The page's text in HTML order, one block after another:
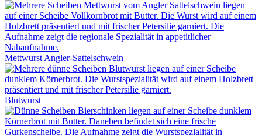
Mettwurst Angler-Sattelschwein
Blutwurst